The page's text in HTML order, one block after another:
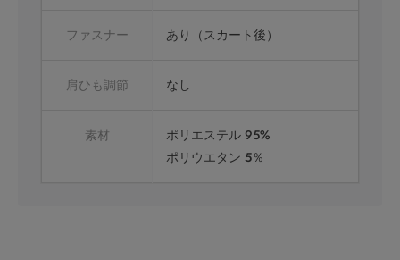
ファスナー あり（スカート後）
肩ひも調節 なし
素材
ポリエステル 95%
ポリウエタン 5％